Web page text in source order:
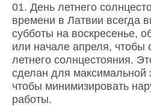
День летнего
времени в Латвии всегда
субботы на воскресенье,
или начале апреля, чтобы
летнего солнцестояния.
сделан для максимальной
чтобы минимизировать
работы.